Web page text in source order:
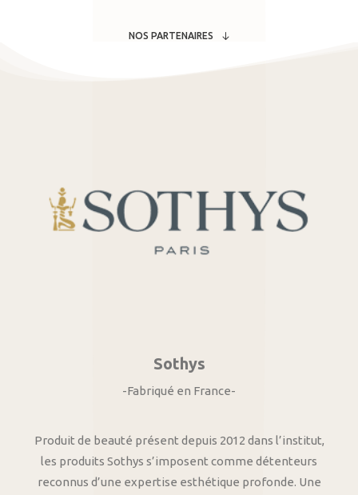
NOS PARTENAIRES
Sothys
-Fabriqué en France-
Produit de beauté présent depuis 2012 dans l’institut,
les produits Sothys s’imposent comme détenteurs
reconnus d’une expertise esthétique profonde. Une